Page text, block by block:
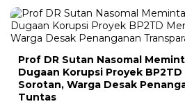
Prof DR Sutan Nasomal
Dugaan Korupsi Proyek
Sorotan, Warga Desak
Tuntas